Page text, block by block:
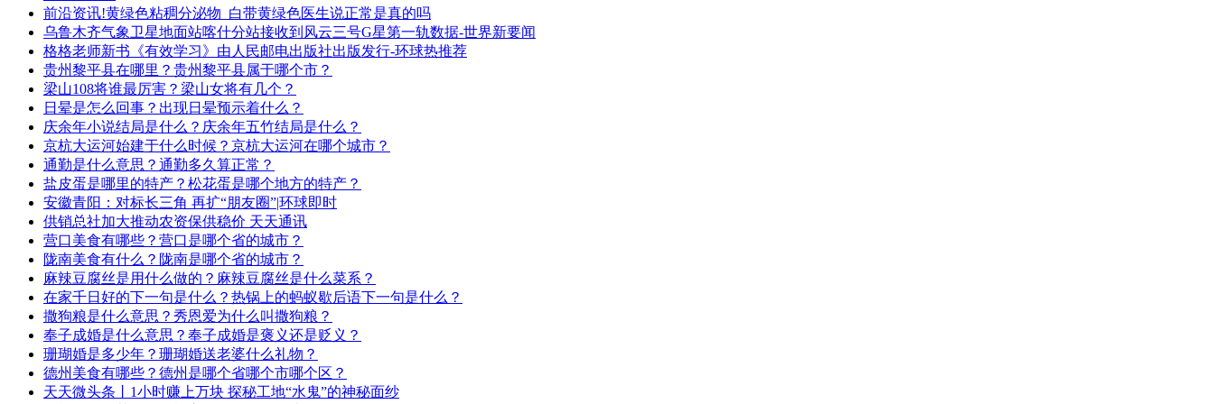
前沿资讯!黄绿色粘稠分泌物_白带黄绿色医生说正常是真的吗
乌鲁木齐气象卫星地面站喀什分站接收到风云三号G星第一轨数据-世界新要闻
格格老师新书《有效学习》由人民邮电出版社出版发行-环球热推荐
贵州黎平县在哪里？贵州黎平县属于哪个市？
梁山108将谁最厉害？梁山女将有几个？
日晕是怎么回事？出现日晕预示着什么？
庆余年小说结局是什么？庆余年五竹结局是什么？
京杭大运河始建于什么时候？京杭大运河在哪个城市？
通勤是什么意思？通勤多久算正常？
盐皮蛋是哪里的特产？松花蛋是哪个地方的特产？
安徽青阳：对标长三角 再扩“朋友圈”|环球即时
供销总社加大推动农资保供稳价 天天通讯
营口美食有哪些？营口是哪个省的城市？
陇南美食有什么？陇南是哪个省的城市？
麻辣豆腐丝是用什么做的？麻辣豆腐丝是什么菜系？
在家千日好的下一句是什么？热锅上的蚂蚁歇后语下一句是什么？
撒狗粮是什么意思？秀恩爱为什么叫撒狗粮？
奉子成婚是什么意思？奉子成婚是褒义还是贬义？
珊瑚婚是多少年？珊瑚婚送老婆什么礼物？
德州美食有哪些？德州是哪个省哪个市哪个区？
天天微头条丨1小时赚上万块 探秘工地“水鬼”的神秘面纱